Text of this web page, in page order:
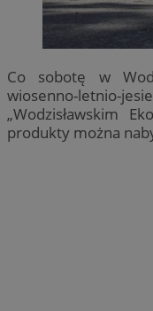
Co sobotę w
wiosenno-letnio-
„Wodzisławskim
produkty można